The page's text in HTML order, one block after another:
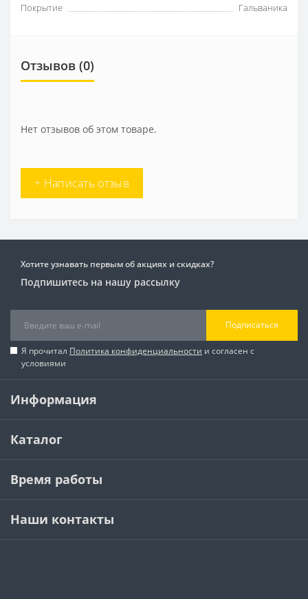
Покрытие Гальваника
Отзывов (0)
Нет отзывов об этом товаре.
+ Написать отзыв
Хотите узнавать первым об акциях и скидках?
Подпишитесь на нашу рассылку
Подписаться
Я прочитал Политика конфиденциальности и согласен с
условиями
Информация
Каталог
Время работы
Наши контакты